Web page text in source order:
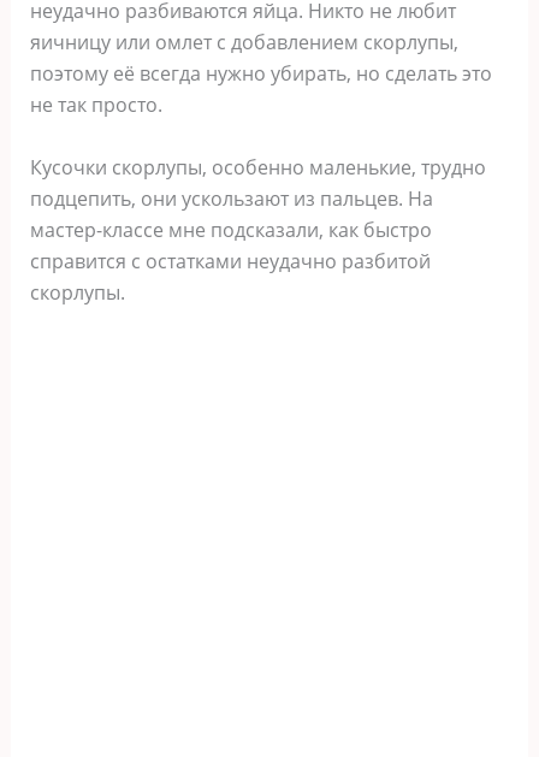
неудачно разбиваются яйца. Никто не любит
яичницу или омлет с добавлением скорлупы,
поэтому её всегда нужно убирать, но сделать это
не так просто.
Кусочки скорлупы, особенно маленькие, трудно
подцепить, они ускользают из пальцев. На
мастер-классе мне подсказали, как быстро
справится с остатками неудачно разбитой
скорлупы.